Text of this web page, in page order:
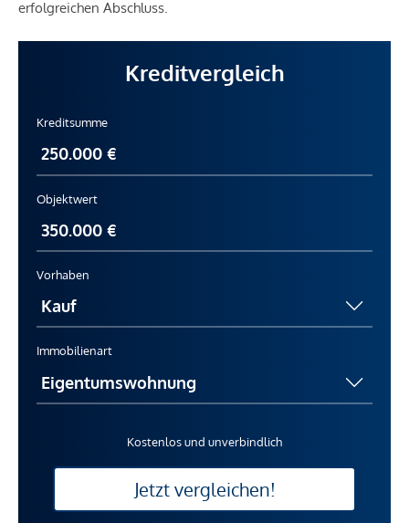
erfolgreichen Abschluss.
Kreditvergleich
Kreditsumme
Objektwert
Vorhaben
Immobilienart
Kostenlos und unverbindlich
Jetzt vergleichen!